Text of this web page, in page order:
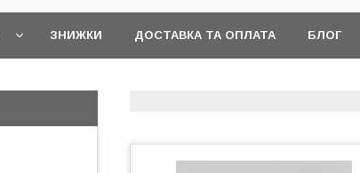
ЗНИЖКИ ДОСТАВКА ТА ОПЛАТА БЛОГ